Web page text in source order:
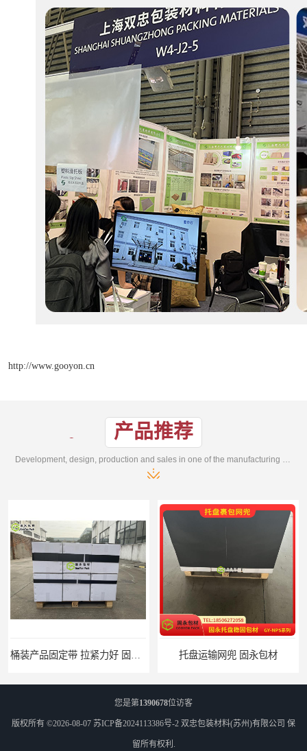
http://www.gooyon.cn
产品推荐
托盘运输网兜 固永包材
您是第1390678位访客
版权所有 ©2026-08-07 苏ICP备2024113386号-2 双忠包装材料(苏州)有限公司 保
留所有权利.